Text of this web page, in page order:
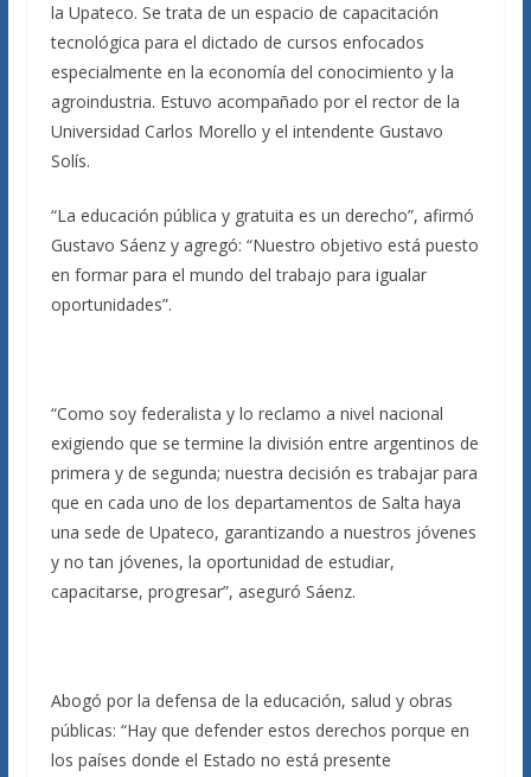
la Upateco. Se trata de un espacio de capacitación
tecnológica para el dictado de cursos enfocados
especialmente en la economía del conocimiento y la
agroindustria. Estuvo acompañado por el rector de la
Universidad Carlos Morello y el intendente Gustavo
Solís.
“La educación pública y gratuita es un derecho”, afirmó
Gustavo Sáenz y agregó: “Nuestro objetivo está puesto
en formar para el mundo del trabajo para igualar
oportunidades”.
“Como soy federalista y lo reclamo a nivel nacional
exigiendo que se termine la división entre argentinos de
primera y de segunda; nuestra decisión es trabajar para
que en cada uno de los departamentos de Salta haya
una sede de Upateco, garantizando a nuestros jóvenes
y no tan jóvenes, la oportunidad de estudiar,
capacitarse, progresar”, aseguró Sáenz.
Abogó por la defensa de la educación, salud y obras
públicas: “Hay que defender estos derechos porque en
los países donde el Estado no está presente